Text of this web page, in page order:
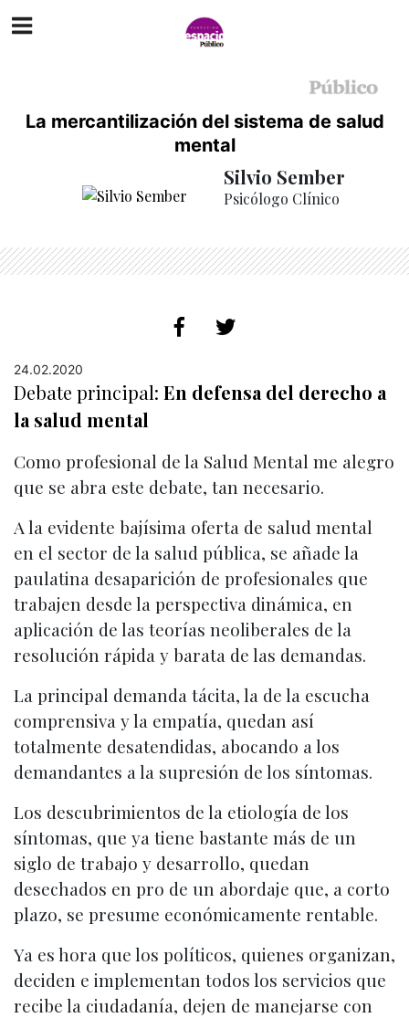
La mercantilización del sistema de salud
mental
Silvio Sember
Psicólogo Clínico
24.02.2020
Debate principal: En defensa del derecho a
la salud mental
Como profesional de la Salud Mental me alegro
que se abra este debate, tan necesario.
A la evidente bajísima oferta de salud mental
en el sector de la salud pública, se añade la
paulatina desaparición de profesionales que
trabajen desde la perspectiva dinámica, en
aplicación de las teorías neoliberales de la
resolución rápida y barata de las demandas.
La principal demanda tácita, la de la escucha
comprensiva y la empatía, quedan así
totalmente desatendidas, abocando a los
demandantes a la supresión de los síntomas.
Los descubrimientos de la etiología de los
síntomas, que ya tiene bastante más de un
siglo de trabajo y desarrollo, quedan
desechados en pro de un abordaje que, a corto
plazo, se presume económicamente rentable.
Ya es hora que los políticos, quienes organizan,
deciden e implementan todos los servicios que
recibe la ciudadanía, dejen de manejarse con